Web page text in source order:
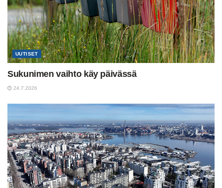
UUTISET
Sukunimen vaihto käy päivässä
24.7.2026